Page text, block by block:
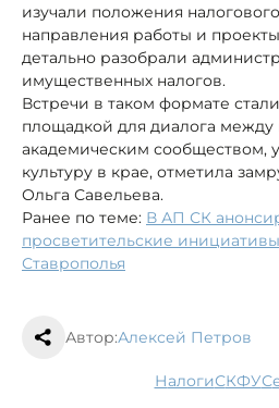
изучали положения
направления работы и
детально разобрали
имущественных налогов.
Встречи в таком формате
площадкой для диалога
академическим сообществом,
культуру в крае, отметила
Ольга Савельева.
Ранее по теме: В АП СК
просветительские
Ставрополья
Автор:Алексей Петров
налоги СКФУ